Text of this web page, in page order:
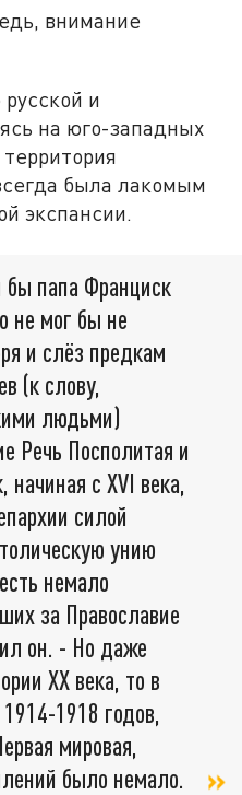
внимание
и
на юго-западных
была лакомым
экспансии.
бы папа Франциск
не мог бы не
и слёз предкам
(к слову,
людьми)
Речь Посполитая и
с XVI века,
силой
унию
немало
за Православие
он. - Но даже
XX века, то в
1918 годов,
мировая,
было немало.